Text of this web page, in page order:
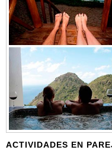
ACTIVIDADES EN